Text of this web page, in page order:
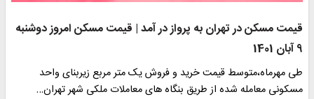
قیمت مسکن در تهران به پرواز در آمد | قیمت مسکن امروز دوشنبه
9 آبان 1401
طی مهرماه،متوسط قیمت خرید و فروش یک متر مربع زیربنای واحد
مسکونی معامله شده از طریق بنگاه های معاملات ملکی شهر تهران…